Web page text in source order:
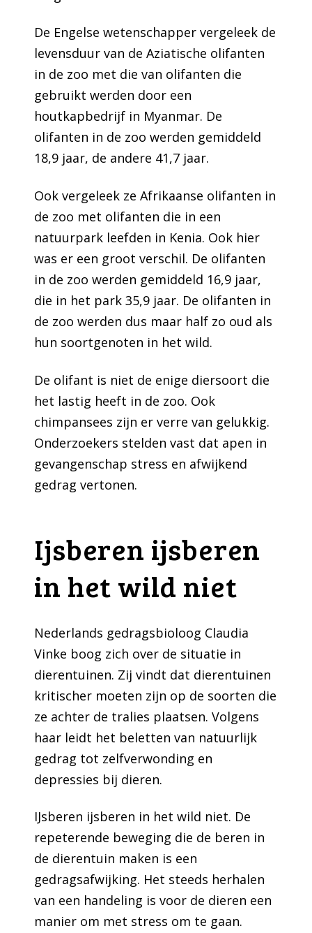
De Engelse wetenschapper vergeleek de
levensduur van de Aziatische olifanten
in de zoo met die van olifanten die
gebruikt werden door een
houtkapbedrijf in Myanmar. De
olifanten in de zoo werden gemiddeld
18,9 jaar, de andere 41,7 jaar.
Ook vergeleek ze Afrikaanse olifanten in
de zoo met olifanten die in een
natuurpark leefden in Kenia. Ook hier
was er een groot verschil. De olifanten
in de zoo werden gemiddeld 16,9 jaar,
die in het park 35,9 jaar. De olifanten in
de zoo werden dus maar half zo oud als
hun soortgenoten in het wild.
De olifant is niet de enige diersoort die
het lastig heeft in de zoo. Ook
chimpansees zijn er verre van gelukkig.
Onderzoekers stelden vast dat apen in
gevangenschap stress en afwijkend
gedrag vertonen.
Ijsberen ijsberen
in het wild niet
Nederlands gedragsbioloog Claudia
Vinke boog zich over de situatie in
dierentuinen. Zij vindt dat dierentuinen
kritischer moeten zijn op de soorten die
ze achter de tralies plaatsen. Volgens
haar leidt het beletten van natuurlijk
gedrag tot zelfverwonding en
depressies bij dieren.
IJsberen ijsberen in het wild niet. De
repeterende beweging die de beren in
de dierentuin maken is een
gedragsafwijking. Het steeds herhalen
van een handeling is voor de dieren een
manier om met stress om te gaan.